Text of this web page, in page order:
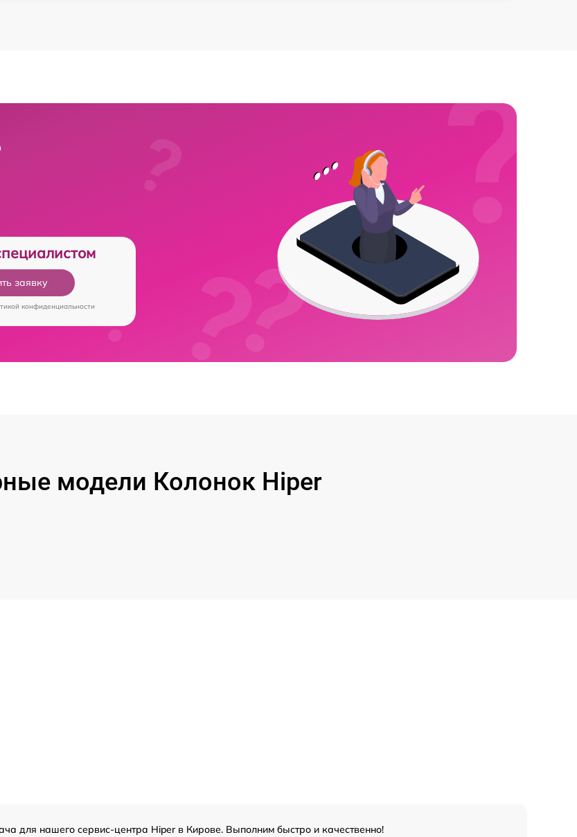
заявку
конфиденциальности
модели Колонок Hiper
для нашего сервис-центра Hiper в Кирове. Выполним быстро и качественно!